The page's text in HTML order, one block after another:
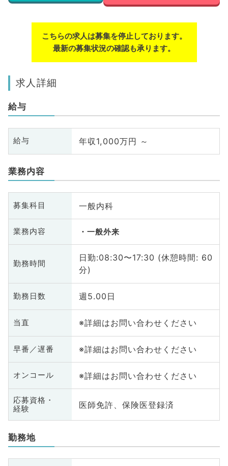
こちらの求人は募集を停止しております。
最新の募集状況の確認も承ります。
求人詳細
給与
給与 年収1,000万円 ～
業務内容
募集科目 一般内科
業務内容 一般外来
勤務時間
日勤:08:30〜17:30 (休憩時間: 60
分)
勤務日数 週5.00日
当直 ※詳細はお問い合わせください
早番／遅番 ※詳細はお問い合わせください
オンコール ※詳細はお問い合わせください
応募資格・
経験
医師免許、保険医登録済
勤務地